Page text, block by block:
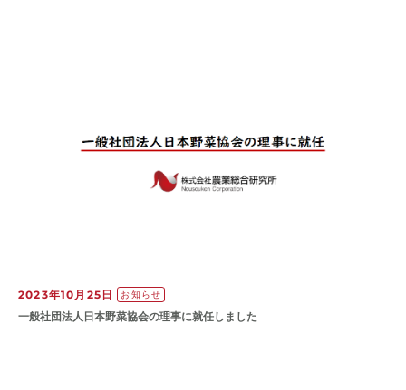
2023年10月25日 お知らせ
一般社団法人日本野菜協会の理事に就任しました